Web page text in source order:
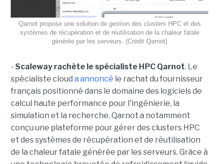
Qarnot propose une solution de gestion des clusters HPC et des
systèmes de récupération et de réutilisation de la chaleur fatale
générée par les serveurs. (Crédit Qarnot)
- Scaleway rachète le spécialiste HPC Qarnot. Le
spécialiste cloud a annoncé le rachat du fournisseur
français positionné dans le domaine des logiciels de
calcul haute performance pour l'ingénierie, la
simulation et la recherche. Qarnot a notamment
conçu une plateforme pour gérer des clusters HPC
et des systèmes de récupération et de réutilisation
de la chaleur fatale générée par les serveurs. Grâce à